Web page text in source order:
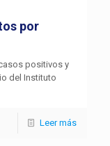
por
positivos y
del Instituto
Leer más